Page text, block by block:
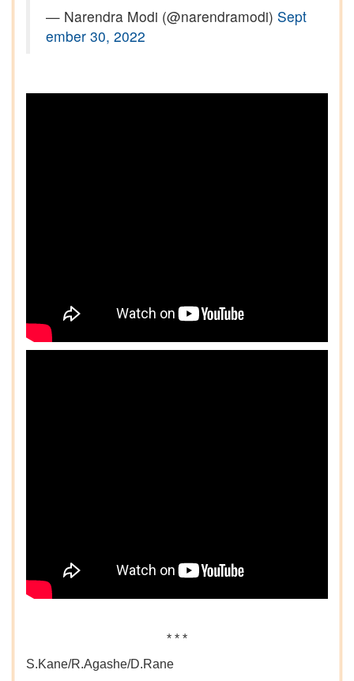
— Narendra Modi (@narendramodi) Sept
ember 30, 2022
* * *
S.Kane/R.Agashe/D.Rane